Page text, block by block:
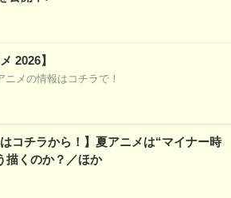
2026】
ニメの情報はコチラで！
はコチラから！】夏アニメは“マイナー時
描くのか？／ほか